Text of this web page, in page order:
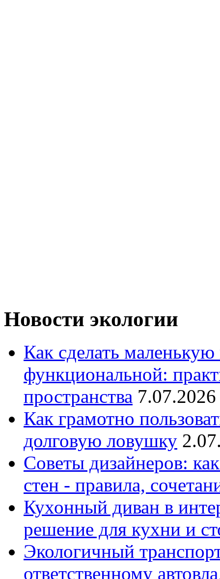
Новости экологии
Как сделать
функциональной:
пространства
Как грамотно
долговую ловушку
Советы дизайнеров:
стен - правила,
Кухонный диван в
решение для кухни и
Экологичный
ответственному